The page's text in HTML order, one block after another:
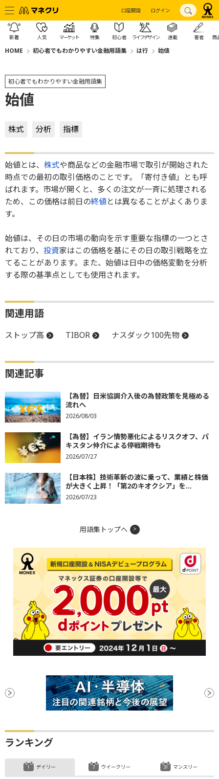
口座開設 ログイン
新着 人気 マーケット 特集 初心者 ライフデザイン 連載 著者 商
HOME 初心者でもわかりやすい金融用語集 は行 始値
初心者でもわかりやすい金融用語集
始値
株式 分析 指標
始値とは、 株式や商品などの金融市場で取引が開始された
時点での最初の取引価格のことです。「寄付き値」とも呼
ばれます。市場が開くと、多くの注文が一斉に処理される
ため、この価格は前日の終値とは異なることがよくありま
す。
始値は、その日の市場の動向を示す重要な指標の一つとさ
れており、 投資家はこの価格を基にその日の取引戦略を立
てることがあります。また、始値は日中の価格変動を分析
する際の基準点としても使用されます。
関連用語
ストップ高 TIBOR ナスダック100先物
関連記事
【為替】日米協調介入後の為替政策を見極める
流れへ
2026/08/03
【為替】イラン情勢悪化によるリスクオフ、パ
キスタン仲介による停戦期待も
2026/07/27
【日本株】技術革新の波に乗って、業績と株価
が大きく上昇！「第2のキオクシア」を...
2026/07/23
用語集トップへ
ランキング
デイリー ウイークリー マンスリー